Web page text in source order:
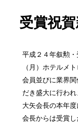
受賞祝
平成２４年叙勲
（月）ホテルメ
会員並びに業界
だき盛大に行われ
大矢会長の本年
会長からは受賞